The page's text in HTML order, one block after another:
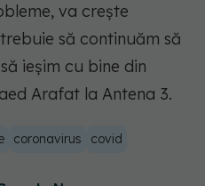
va crește
să continuăm să
ieșim cu bine din
Arafat la Antena 3.
coronavirus covid